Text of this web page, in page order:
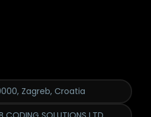
Zagreb, Croatia